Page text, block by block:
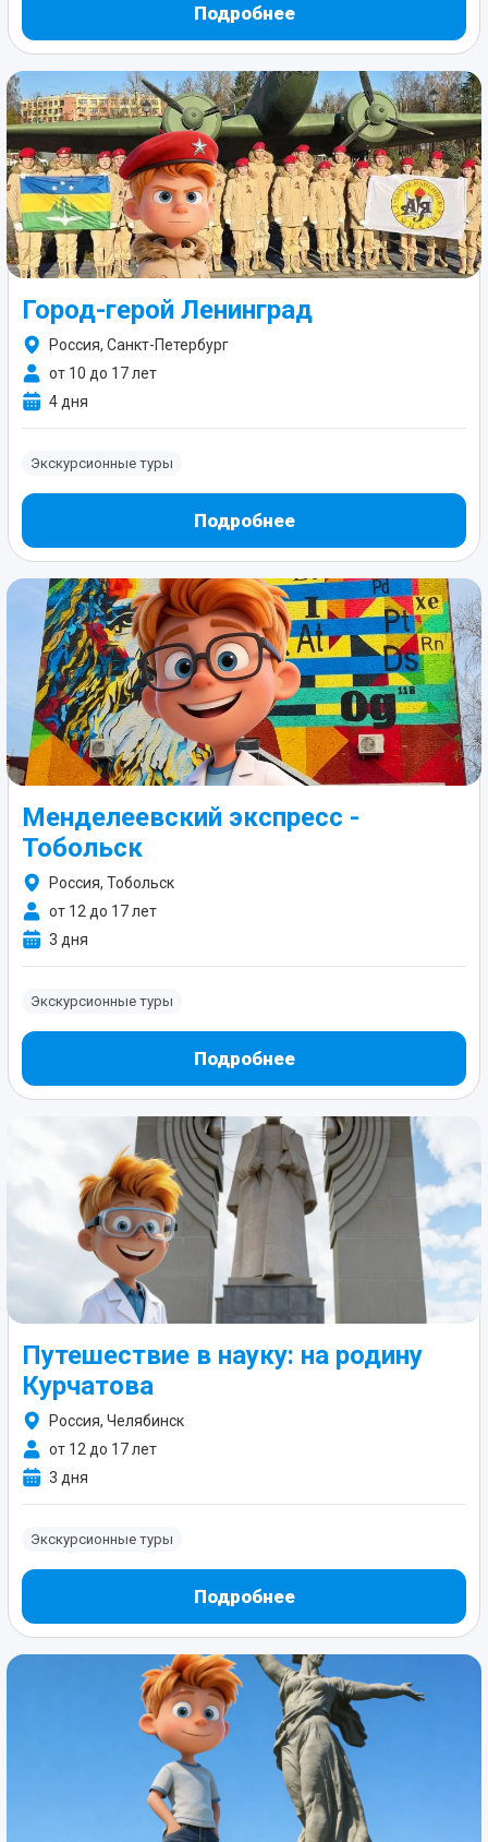
Подробнее
Город-герой Ленинград
Россия, Санкт-Петербург
от 10 до 17 лет
4 дня
Экскурсионные туры
Подробнее
Менделеевский экспресс -
Тобольск
Россия, Тобольск
от 12 до 17 лет
3 дня
Экскурсионные туры
Подробнее
Путешествие в науку: на родину
Курчатова
Россия, Челябинск
от 12 до 17 лет
3 дня
Экскурсионные туры
Подробнее